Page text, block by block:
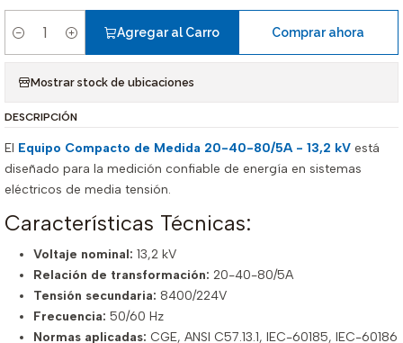
Cantidad
Agregar al Carro Comprar ahora
Mostrar stock de ubicaciones
DESCRIPCIÓN
El Equipo Compacto de Medida 20-40-80/5A - 13,2 kV está
diseñado para la medición confiable de energía en sistemas
eléctricos de media tensión.
Características Técnicas:
Voltaje nominal: 13,2 kV
Relación de transformación: 20-40-80/5A
Tensión secundaria: 8400/224V
Frecuencia: 50/60 Hz
Normas aplicadas: CGE, ANSI C57.13.1, IEC-60185, IEC-60186